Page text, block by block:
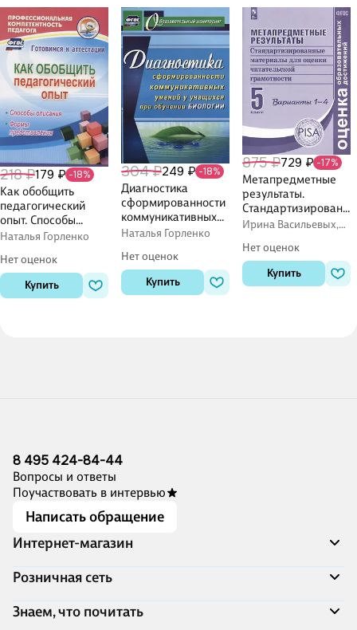
218 ₽179 ₽ -18%
Как обобщить
педагогический
опыт. Способы
описания, формы
ФГОС
Наталья Горленко
Нет оценок
Купить
304 ₽249 ₽ -18%
Диагностика
сформированности
коммуникативных
умений у учащихся
биологии. ФГОС
Наталья Горленко
Нет оценок
Купить
875 ₽729 ₽ -17%
Метапредметные
результаты.
Стандартизированн
ые материалы для
читательской
грамотности. 5
класс. Варианты 1-4
Ирина Васильевых,
Ковалева
Нет оценок
Купить
8 495 424-84-44
Вопросы и ответы
Поучаствовать в интервью
Написать обращение
Интернет-магазин
Акции
Доставка и оплата
Программа лояльности
Розничная сеть
Адреса магазинов
Книжный Дозор
Знаем, что почитать